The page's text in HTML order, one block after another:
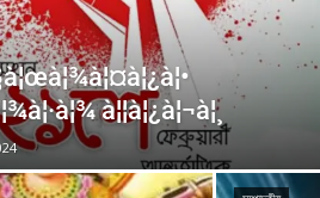
à¦¦à¦¿à¦¬à¦¸